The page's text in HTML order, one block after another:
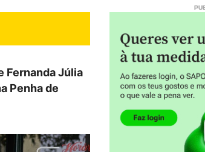
Fernanda Júlia
Penha de